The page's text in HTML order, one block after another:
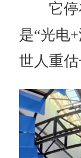
它停在
是“光电
世人重估